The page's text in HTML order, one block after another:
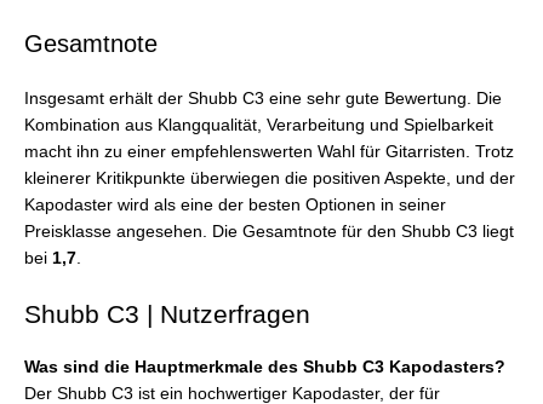
Gesamtnote
Insgesamt erhält der Shubb C3 eine sehr gute Bewertung. Die
Kombination aus Klangqualität, Verarbeitung und Spielbarkeit
macht ihn zu einer empfehlenswerten Wahl für Gitarristen. Trotz
kleinerer Kritikpunkte überwiegen die positiven Aspekte, und der
Kapodaster wird als eine der besten Optionen in seiner
Preisklasse angesehen. Die Gesamtnote für den Shubb C3 liegt
bei 1,7.
Shubb C3 | Nutzerfragen
Was sind die Hauptmerkmale des Shubb C3 Kapodasters?
Der Shubb C3 ist ein hochwertiger Kapodaster, der für